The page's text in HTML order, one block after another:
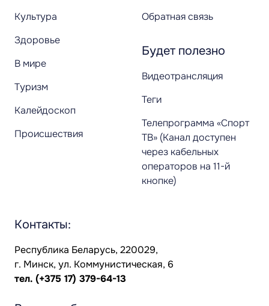
Культура
Здоровье
В мире
Туризм
Калейдоскоп
Происшествия
Обратная связь
Будет полезно
Видеотрансляция
Теги
Телепрограмма «Спорт
ТВ» (Канал доступен
через кабельных
операторов на 11-й
кнопке)
Контакты:
Республика Беларусь, 220029,
г. Минск, ул. Коммунистическая, 6
тел. (+375 17) 379-64-13